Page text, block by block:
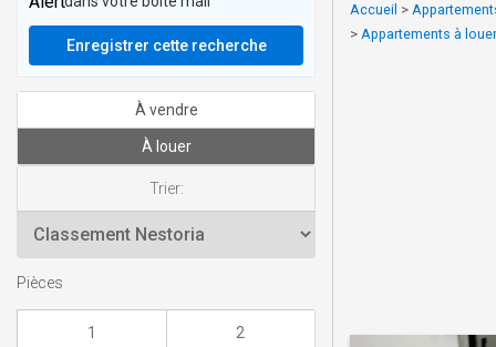
Accueil >
> Appartements à
Enregistrer cette recherche
À vendre
À louer
Trier:
Pièces
1 2